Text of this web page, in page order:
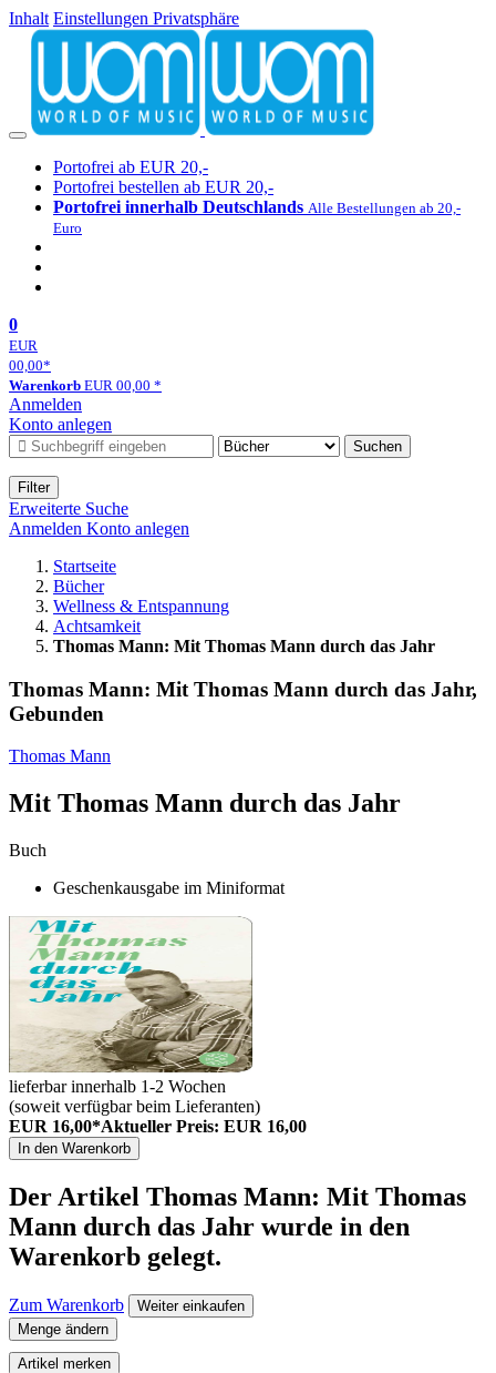
Inhalt Einstellungen Privatsphäre
Portofrei ab EUR 20,-
Portofrei bestellen ab EUR 20,-
Portofrei innerhalb Deutschlands Alle Bestellungen ab 20,-
Euro
0
EUR
00,00*
Warenkorb EUR 00,00 *
Anmelden
Konto anlegen
Suchen
Filter
Erweiterte Suche
Anmelden Konto anlegen
Startseite
Bücher
Wellness & Entspannung
Achtsamkeit
Thomas Mann: Mit Thomas Mann durch das Jahr
Thomas Mann: Mit Thomas Mann durch das Jahr,
Gebunden
Thomas Mann
Mit Thomas Mann durch das Jahr
Buch
Geschenkausgabe im Miniformat
lieferbar innerhalb 1-2 Wochen
(soweit verfügbar beim Lieferanten)
EUR 16,00*Aktueller Preis: EUR 16,00
In den Warenkorb
Der Artikel Thomas Mann: Mit Thomas
Mann durch das Jahr wurde in den
Warenkorb gelegt.
Zum Warenkorb
Weiter einkaufen
Menge ändern
Artikel merken